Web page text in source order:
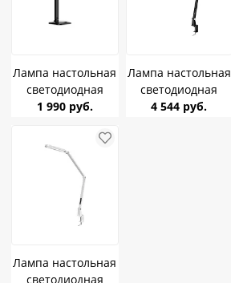
Лампа настольная
светодиодная
Ambrella DE451 BK
6500K диммер,
сенсор
1 990 руб.
Лампа настольная
светодиодная
CAMELION KD-860
4 544 руб.
Лампа настольная
светодиодная